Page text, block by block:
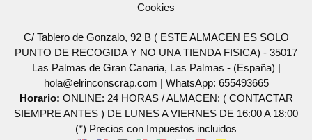
Cookies
C/ Tablero de Gonzalo, 92 B ( ESTE ALMACEN ES SOLO
PUNTO DE RECOGIDA Y NO UNA TIENDA FISICA) - 35017
Las Palmas de Gran Canaria, Las Palmas - (España) |
hola@elrinconscrap.com | WhatsApp: 655493665
Horario: ONLINE: 24 HORAS / ALMACEN: ( CONTACTAR
SIEMPRE ANTES ) DE LUNES A VIERNES DE 16:00 A 18:00
(*) Precios con Impuestos incluidos